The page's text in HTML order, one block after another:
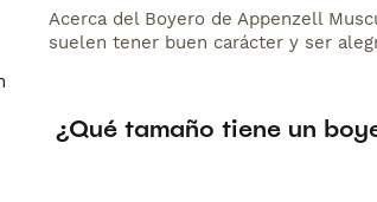
Acerca del Boyero de Appenzell
suelen tener buen carácter y ser
¿Qué tamaño tiene un